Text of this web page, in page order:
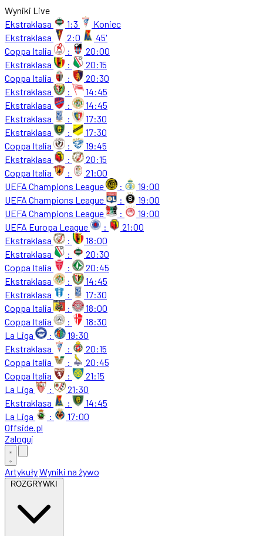
Wyniki Live
Ekstraklasa
1:3
Koniec
Ekstraklasa
2:0
45'
Coppa Italia
:
20:00
Ekstraklasa
:
20:15
Coppa Italia
:
20:30
Ekstraklasa
:
14:45
Ekstraklasa
:
14:45
Ekstraklasa
:
17:30
Ekstraklasa
:
17:30
Coppa Italia
:
19:45
Ekstraklasa
:
20:15
Coppa Italia
:
21:00
UEFA Champions League
:
19:00
UEFA Champions League
:
19:00
UEFA Champions League
:
19:00
UEFA Europa League
:
21:00
Ekstraklasa
:
18:00
Ekstraklasa
:
20:30
Coppa Italia
:
20:45
Ekstraklasa
:
14:45
Ekstraklasa
:
17:30
Coppa Italia
:
18:00
Coppa Italia
:
18:30
La Liga
:
19:30
Ekstraklasa
:
20:15
Coppa Italia
:
20:45
Coppa Italia
:
21:15
La Liga
:
21:30
Ekstraklasa
:
14:45
La Liga
:
17:00
Offside.pl
Zaloguj
ArtykułyWyniki na żywo
ROZGRYWKI